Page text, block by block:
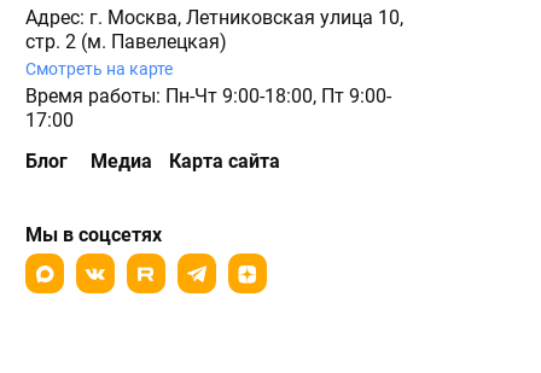
Адрес: г. Москва, Летниковская улица 10,
стр. 2 (м. Павелецкая)
Смотреть на карте
Время работы: Пн-Чт 9:00-18:00, Пт 9:00-
17:00
Блог
Медиа Карта сайта
Мы в соцсетях